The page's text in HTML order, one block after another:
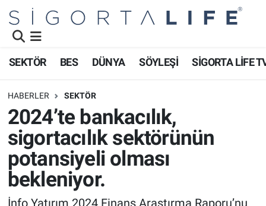
SEKTÖR BES DÜNYA SÖYLEŞİ SİGORTA LİFE
HABERLER SEKTÖR
2024’te bankacılık,
sigortacılık sektörünün
potansiyeli olması
bekleniyor.
İnfo Yatırım 2024 Finans Araştırma Raporu’nu
Namaz Vakitleri
Trafik Durumu
Süper Lig Puan Durumu ve Fikstür
Tüm Manşetler